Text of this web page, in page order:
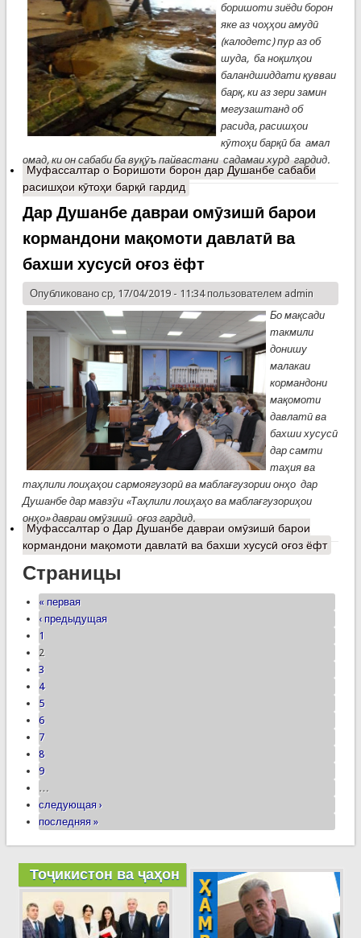
боришоти зиёди борон
яке аз чоҳҳои амудӣ
(калодетс) пур аз об
шуда, ба ноқилҳои
баландшиддати қувваи
барқ, ки аз зери замин
мегузаштанд об
расида, расишҳои
кӯтоҳи барқӣ ба амал
омад, ки он сабаби ба вуқӯъ пайвастани садамаи хурд гардид.
Муфассалтаро Боришоти борон дар Душанбе сабаби
расишҳои кӯтоҳи барқӣ гардид
Дар Душанбе давраи омӯзишӣ барои
кормандони мақомоти давлатӣ ва
бахши хусусӣ оғоз ёфт
Опубликовано ср, 17/04/2019 - 11:34 пользователем admin
Бо мақсади
такмили
донишу
малакаи
кормандони
мақомоти
давлатӣ ва
бахши хусусӣ
дар самти
таҳия ва
таҳлили лоиҳаҳои сармоягузорӣ ва маблағгузории онҳо дар
Душанбе дар мавзӯи «Таҳлили лоиҳаҳо ва маблағгузориҳои
онҳо» давраи омӯзишӣ оғоз гардид.
Муфассалтаро Дар Душанбе давраи омӯзишӣ барои
кормандони мақомоти давлатӣ ва бахши хусусӣ оғоз ёфт
Страницы
« первая
‹ предыдущая
1
2
3
4
5
6
7
8
9
…
следующая ›
последняя »
Тоҷикистон ва ҷаҳон